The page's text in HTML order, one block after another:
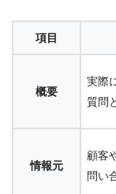
項目
概要
実際
質問
情報元
顧客
問い